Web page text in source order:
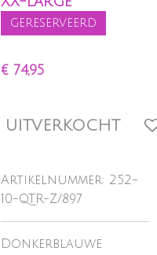
gereserveerd
€ 74,95
UITVERKOCHT
Artikelnummer: 252-
10-QTR-Z/897
Donkerblauwe